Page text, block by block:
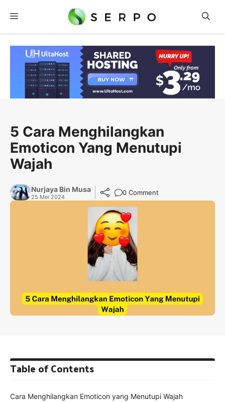
Menu
5 Cara Menghilangkan
Emoticon Yang Menutupi
Wajah
Nurjaya Bin Musa
25 Mei 2024
0 Comment
Table of Contents
Cara Menghilangkan Emoticon yang Menutupi Wajah